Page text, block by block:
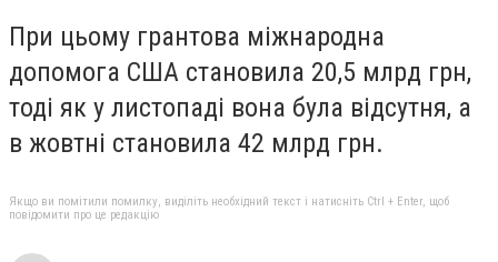
При цьому грантова міжнародна
допомога США становила 20,5 млрд грн,
тоді як у листопаді вона була відсутня, а
в жовтні становила 42 млрд грн.
Якщо ви помітили помилку, виділіть необхідний текст і натисніть Ctrl + Enter, щоб
повідомити про це редакцію